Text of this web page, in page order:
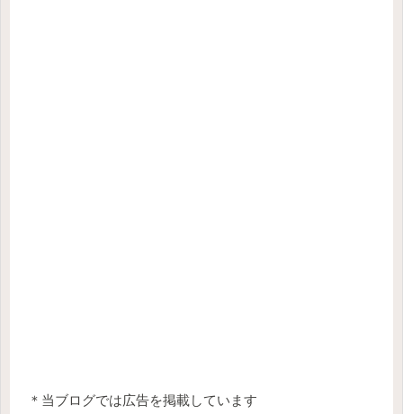
＊当ブログでは広告を掲載しています